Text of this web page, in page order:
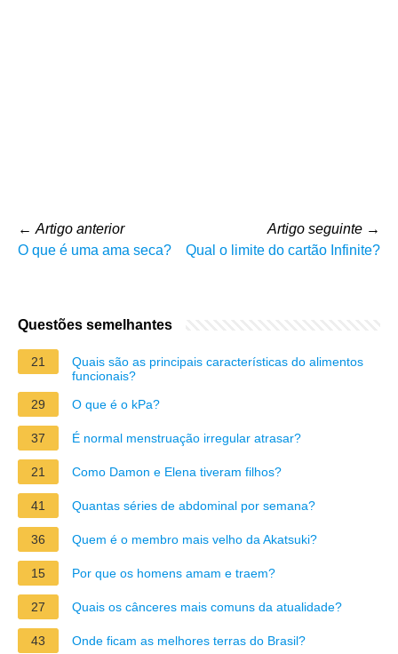
← Artigo anterior
O que é uma ama seca?
Artigo seguinte →
Qual o limite do cartão Infinite?
Questões semelhantes
21
Quais são as principais características do alimentos
funcionais?
29
O que é o kPa?
37 É normal menstruação irregular atrasar?
21 Como Damon e Elena tiveram filhos?
41 Quantas séries de abdominal por semana?
36 Quem é o membro mais velho da Akatsuki?
15 Por que os homens amam e traem?
27 Quais os cânceres mais comuns da atualidade?
43 Onde ficam as melhores terras do Brasil?